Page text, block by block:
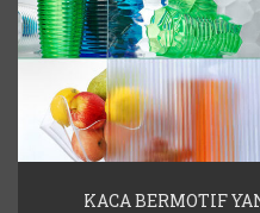
KACA BERMOTIF